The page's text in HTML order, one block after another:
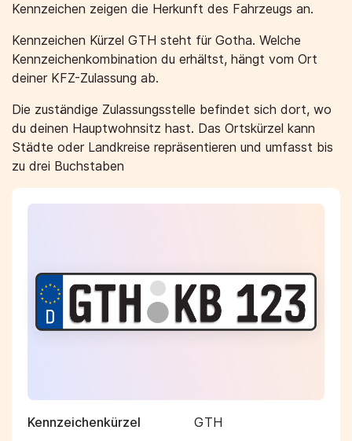
Kennzeichen zeigen die Herkunft des Fahrzeugs an.
Kennzeichen Kürzel GTH steht für Gotha. Welche
Kennzeichenkombination du erhältst, hängt vom Ort
deiner KFZ-Zulassung ab.
Die zuständige Zulassungsstelle befindet sich dort, wo
du deinen Hauptwohnsitz hast. Das Ortskürzel kann
Städte oder Landkreise repräsentieren und umfasst bis
zu drei Buchstaben
Kennzeichenkürzel GTH